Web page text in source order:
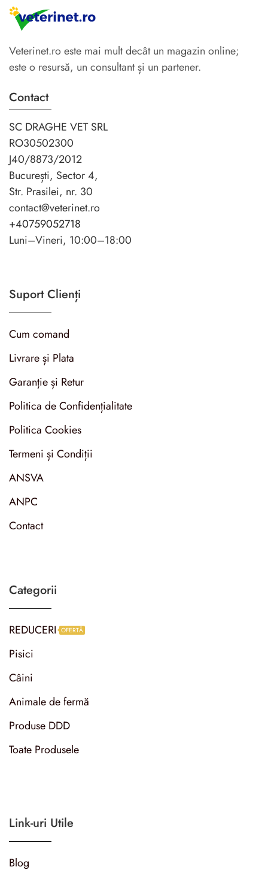
Veterinet.ro este mai mult decât un magazin online;
este o resursă, un consultant și un partener.
Contact
SC DRAGHE VET SRL
RO30502300
J40/8873/2012
București, Sector 4,
Str. Prasilei, nr. 30
contact@veterinet.ro
+40759052718
Luni–Vineri, 10:00–18:00
Suport Clienți
Cum comand
Livrare și Plata
Garanție și Retur
Politica de Confidențialitate
Politica Cookies
Termeni și Condiții
ANSVA
ANPC
Contact
Categorii
REDUCERI OFERTĂ
Pisici
Câini
Animale de fermă
Produse DDD
Toate Produsele
Link-uri Utile
Blog